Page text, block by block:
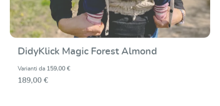
DidyKlick Magic Forest Almond
Varianti da 159,00 €
189,00 €